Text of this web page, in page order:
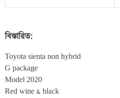
বিস্তারিত:
Toyota sienta non hybrid
G package
Model 2020
Red wine & black